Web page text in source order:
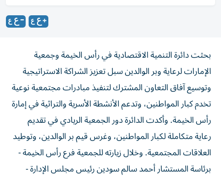
بحثت دائرة التنمية الاقتصادية في رأس الخيمة وجمعية
الإمارات لرعاية وبر الوالدين سبل تعزيز الشراكة الاستراتيجية
وتوسيع آفاق التعاون المشترك لتنفيذ مبادرات مجتمعية نوعية
تخدم كبار المواطنين، وتدعم الأنشطة الأسرية والتراثية في إمارة
رأس الخيمة. وأكدت الدائرة دور الجمعية الريادي في تقديم
رعاية متكاملة لكبار المواطنين، وغرس قيم بر الوالدين، وتوطيد
العلاقات المجتمعية.​ وخلال زيارته للجمعية فرع رأس الخيمة -
برئاسة المستشار أحمد سالم سودين رئيس مجلس الإدارة -